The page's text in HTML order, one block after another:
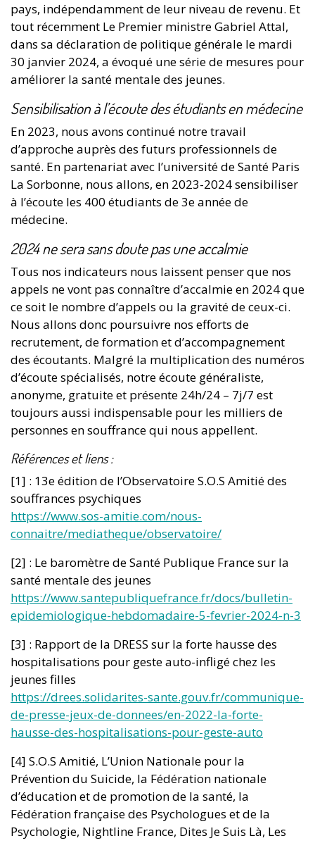
pays, indépendamment de leur niveau de revenu. Et
tout récemment Le Premier ministre Gabriel Attal,
dans sa déclaration de politique générale le mardi
30 janvier 2024, a évoqué une série de mesures pour
améliorer la santé mentale des jeunes.
Sensibilisation à l’écoute des étudiants en médecine
En 2023, nous avons continué notre travail
d’approche auprès des futurs professionnels de
santé. En partenariat avec l’université de Santé Paris
La Sorbonne, nous allons, en 2023-2024 sensibiliser
à l’écoute les 400 étudiants de 3e année de
médecine.
2024 ne sera sans doute pas une accalmie
Tous nos indicateurs nous laissent penser que nos
appels ne vont pas connaître d’accalmie en 2024 que
ce soit le nombre d’appels ou la gravité de ceux-ci.
Nous allons donc poursuivre nos efforts de
recrutement, de formation et d’accompagnement
des écoutants. Malgré la multiplication des numéros
d’écoute spécialisés, notre écoute généraliste,
anonyme, gratuite et présente 24h/24 – 7j/7 est
toujours aussi indispensable pour les milliers de
personnes en souffrance qui nous appellent.
Références et liens :
[1] : 13e édition de l’Observatoire S.O.S Amitié des
souffrances psychiques
https://www.sos-amitie.com/nous-
connaitre/mediatheque/observatoire/
[2] : Le baromètre de Santé Publique France sur la
santé mentale des jeunes
https://www.santepubliquefrance.fr/docs/bulletin-
epidemiologique-hebdomadaire-5-fevrier-2024-n-3
[3] : Rapport de la DRESS sur la forte hausse des
hospitalisations pour geste auto-infligé chez les
jeunes filles
https://drees.solidarites-sante.gouv.fr/communique-
de-presse-jeux-de-donnees/en-2022-la-forte-
hausse-des-hospitalisations-pour-geste-auto
[4] S.O.S Amitié, L’Union Nationale pour la
Prévention du Suicide, la Fédération nationale
d’éducation et de promotion de la santé, la
Fédération française des Psychologues et de la
Psychologie, Nightline France, Dites Je Suis Là, Les